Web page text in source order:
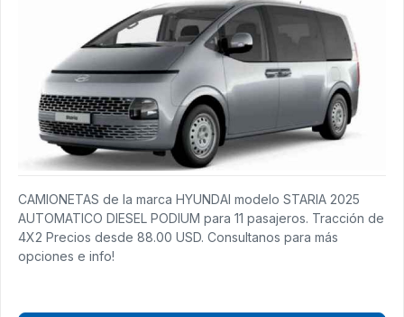
CAMIONETAS de la marca HYUNDAI modelo STARIA 2025
AUTOMATICO DIESEL PODIUM para 11 pasajeros. Tracción de
4X2 Precios desde 88.00 USD. Consultanos para más
opciones e info!